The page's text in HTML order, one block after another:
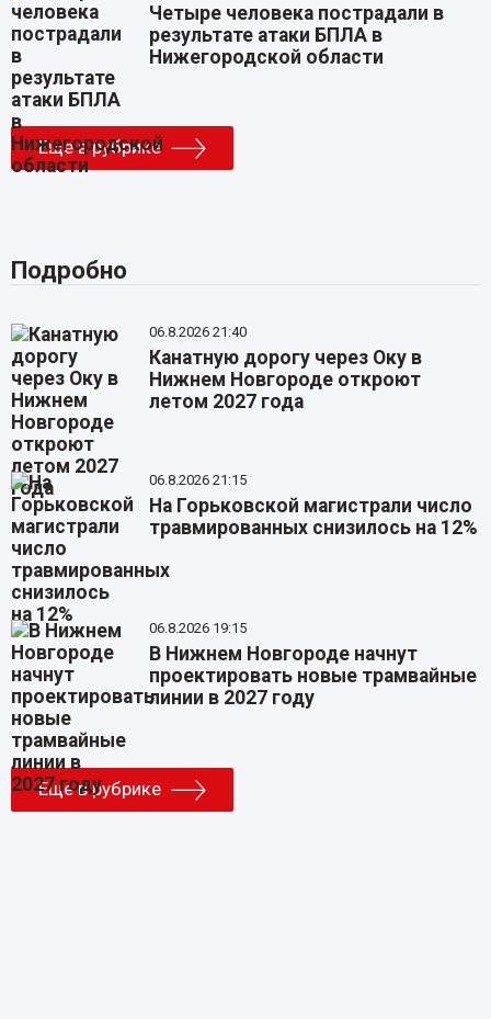
Четыре человека пострадали в
результате атаки БПЛА в
Нижегородской области
Еще в рубрике
Подробно
06.8.2026 21:40
Канатную дорогу через Оку в
Нижнем Новгороде откроют
летом 2027 года
06.8.2026 21:15
На Горьковской магистрали число
травмированных снизилось на 12%
06.8.2026 19:15
В Нижнем Новгороде начнут
проектировать новые трамвайные
линии в 2027 году
Еще в рубрике